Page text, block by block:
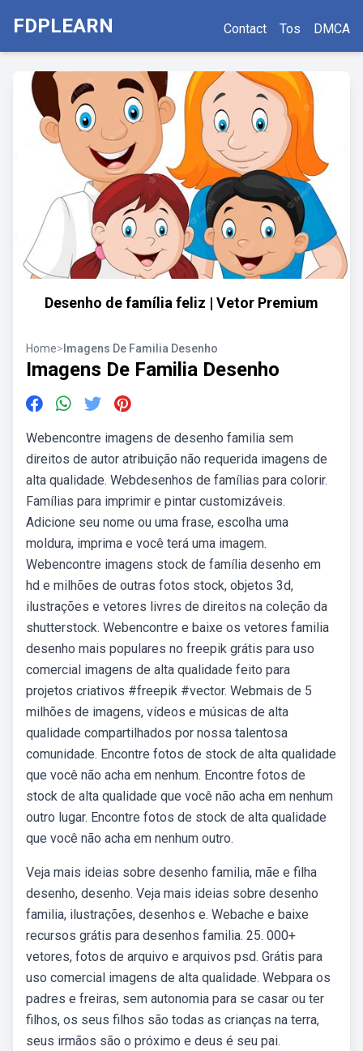
FDPLEARN Contact Tos DMCA
Desenho de família feliz | Vetor Premium
Home> Imagens De Familia Desenho
Imagens De Familia Desenho
Webencontre imagens de desenho familia sem
direitos de autor atribuição não requerida imagens de
alta qualidade. Webdesenhos de famílias para colorir.
Famílias para imprimir e pintar customizáveis.
Adicione seu nome ou uma frase, escolha uma
moldura, imprima e você terá uma imagem.
Webencontre imagens stock de família desenho em
hd e milhões de outras fotos stock, objetos 3d,
ilustrações e vetores livres de direitos na coleção da
shutterstock. Webencontre e baixe os vetores familia
desenho mais populares no freepik grátis para uso
comercial imagens de alta qualidade feito para
projetos criativos #freepik #vector. Webmais de 5
milhões de imagens, vídeos e músicas de alta
qualidade compartilhados por nossa talentosa
comunidade. Encontre fotos de stock de alta qualidade
que você não acha em nenhum. Encontre fotos de
stock de alta qualidade que você não acha em nenhum
outro lugar. Encontre fotos de stock de alta qualidade
que você não acha em nenhum outro.
Veja mais ideias sobre desenho familia, mãe e filha
desenho, desenho. Veja mais ideias sobre desenho
familia, ilustrações, desenhos e. Webache e baixe
recursos grátis para desenhos familia. 25. 000+
vetores, fotos de arquivo e arquivos psd. Grátis para
uso comercial imagens de alta qualidade. Webpara os
padres e freiras, sem autonomia para se casar ou ter
filhos, os seus filhos são todas as crianças na terra,
seus irmãos são o próximo e deus é seu pai.